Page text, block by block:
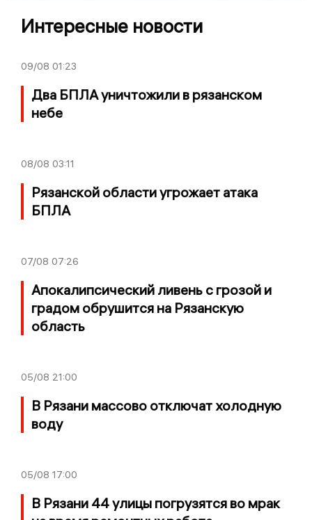
Интересные новости
09/08 01:23
Два БПЛА уничтожили в рязанском
небе
08/08 03:11
Рязанской области угрожает атака
БПЛА
07/08 07:26
Апокалипсический ливень с грозой и
градом обрушится на Рязанскую
область
05/08 21:00
В Рязани массово отключат холодную
воду
05/08 17:00
В Рязани 44 улицы погрузятся во мрак